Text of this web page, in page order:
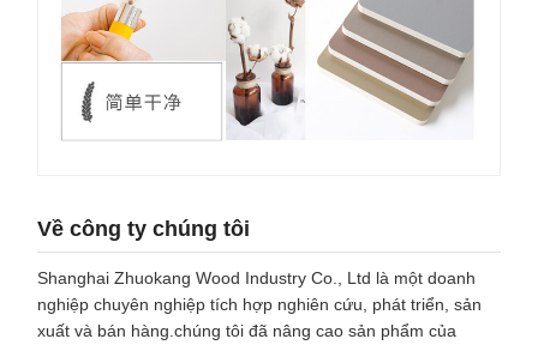
Về công ty chúng tôi
Shanghai Zhuokang Wood Industry Co., Ltd là một doanh
nghiệp chuyên nghiệp tích hợp nghiên cứu, phát triển, sản
xuất và bán hàng.chúng tôi đã nâng cao sản phẩm của